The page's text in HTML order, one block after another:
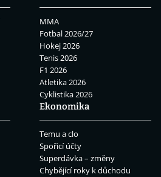
MMA
Fotbal 2026/27
Hokej 2026
Tenis 2026
F1 2026
Atletika 2026
Cyklistika 2026
Ekonomika
Temu a clo
Spořicí účty
Superdávka – změny
Chybějící roky k důchodu